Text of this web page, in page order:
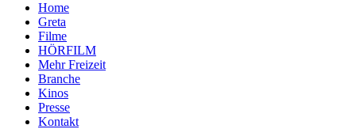
Home
Greta
Filme
HÖRFILM
Mehr Freizeit
Branche
Kinos
Presse
Kontakt